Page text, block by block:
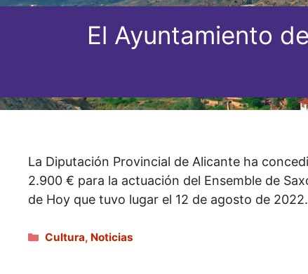
El Ayuntamiento
La Diputación Provincial de Alicante ha
2.900 € para la actuación del Ensemble de
de Hoy que tuvo lugar el 12 de agosto de 2022.
Categorías
Cultura, Noticias